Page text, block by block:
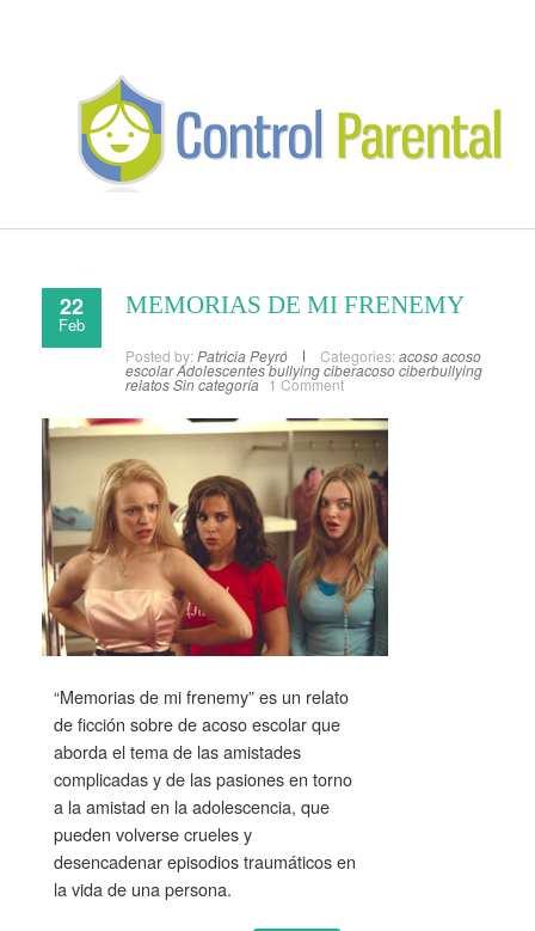
22
Feb
MEMORIAS DE MI FRENEMY
Posted by: Patricia Peyró Categories: acosoacoso
escolarAdolescentesbullyingciberacosociberbullying
relatosSin categoría 1 Comment
“Memorias de mi frenemy” es un relato
de ficción sobre de acoso escolar que
aborda el tema de las amistades
complicadas y de las pasiones en torno
a la amistad en la adolescencia, que
pueden volverse crueles y
desencadenar episodios traumáticos en
la vida de una persona.